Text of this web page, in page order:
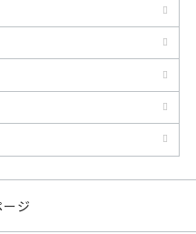
ージ